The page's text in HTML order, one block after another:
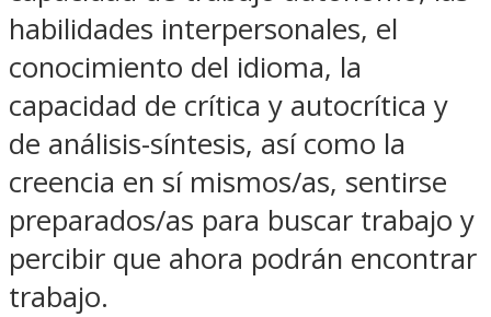
habilidades interpersonales, el
conocimiento del idioma, la
capacidad de crítica y autocrítica y
de análisis-síntesis, así como la
creencia en sí mismos/as, sentirse
preparados/as para buscar trabajo y
percibir que ahora podrán encontrar
trabajo.